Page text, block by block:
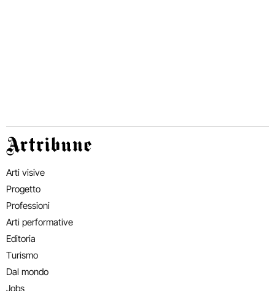
Artribune
Arti visive
Progetto
Professioni
Arti performative
Editoria
Turismo
Dal mondo
Jobs